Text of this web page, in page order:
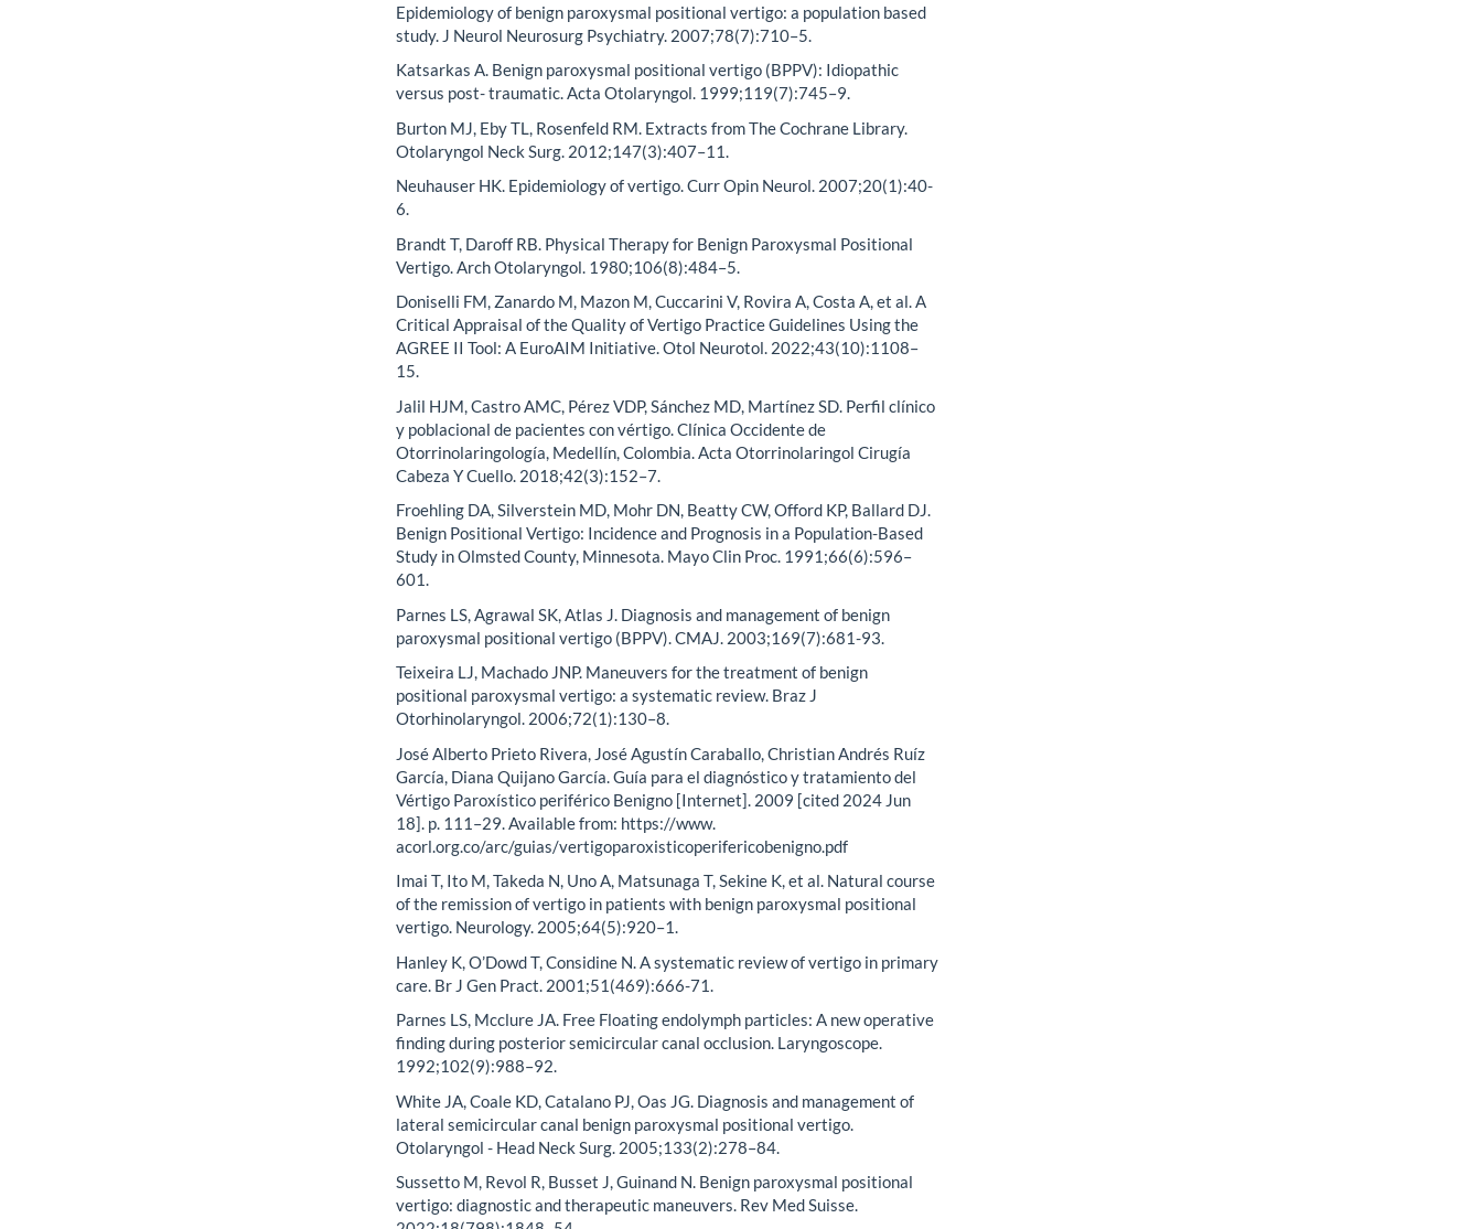
Epidemiology of benign paroxysmal positional vertigo: a population based
study. J Neurol Neurosurg Psychiatry. 2007;78(7):710–5.
Katsarkas A. Benign paroxysmal positional vertigo (BPPV): Idiopathic
versus post- traumatic. Acta Otolaryngol. 1999;119(7):745–9.
Burton MJ, Eby TL, Rosenfeld RM. Extracts from The Cochrane Library.
Otolaryngol Neck Surg. 2012;147(3):407–11.
Neuhauser HK. Epidemiology of vertigo. Curr Opin Neurol. 2007;20(1):40-
6.
Brandt T, Daroff RB. Physical Therapy for Benign Paroxysmal Positional
Vertigo. Arch Otolaryngol. 1980;106(8):484–5.
Doniselli FM, Zanardo M, Mazon M, Cuccarini V, Rovira A, Costa A, et al. A
Critical Appraisal of the Quality of Vertigo Practice Guidelines Using the
AGREE II Tool: A EuroAIM Initiative. Otol Neurotol. 2022;43(10):1108–
15.
Jalil HJM, Castro AMC, Pérez VDP, Sánchez MD, Martínez SD. Perfil clínico
y poblacional de pacientes con vértigo. Clínica Occidente de
Otorrinolaringología, Medellín, Colombia. Acta Otorrinolaringol Cirugía
Cabeza Y Cuello. 2018;42(3):152–7.
Froehling DA, Silverstein MD, Mohr DN, Beatty CW, Offord KP, Ballard DJ.
Benign Positional Vertigo: Incidence and Prognosis in a Population-Based
Study in Olmsted County, Minnesota. Mayo Clin Proc. 1991;66(6):596–
601.
Parnes LS, Agrawal SK, Atlas J. Diagnosis and management of benign
paroxysmal positional vertigo (BPPV). CMAJ. 2003;169(7):681-93.
Teixeira LJ, Machado JNP. Maneuvers for the treatment of benign
positional paroxysmal vertigo: a systematic review. Braz J
Otorhinolaryngol. 2006;72(1):130–8.
José Alberto Prieto Rivera, José Agustín Caraballo, Christian Andrés Ruíz
García, Diana Quijano García. Guía para el diagnóstico y tratamiento del
Vértigo Paroxístico periférico Benigno [Internet]. 2009 [cited 2024 Jun
18]. p. 111–29. Available from: https://www.
acorl.org.co/arc/guias/vertigoparoxisticoperifericobenigno.pdf
Imai T, Ito M, Takeda N, Uno A, Matsunaga T, Sekine K, et al. Natural course
of the remission of vertigo in patients with benign paroxysmal positional
vertigo. Neurology. 2005;64(5):920–1.
Hanley K, O’Dowd T, Considine N. A systematic review of vertigo in primary
care. Br J Gen Pract. 2001;51(469):666-71.
Parnes LS, Mcclure JA. Free Floating endolymph particles: A new operative
finding during posterior semicircular canal occlusion. Laryngoscope.
1992;102(9):988–92.
White JA, Coale KD, Catalano PJ, Oas JG. Diagnosis and management of
lateral semicircular canal benign paroxysmal positional vertigo.
Otolaryngol - Head Neck Surg. 2005;133(2):278–84.
Sussetto M, Revol R, Busset J, Guinand N. Benign paroxysmal positional
vertigo: diagnostic and therapeutic maneuvers. Rev Med Suisse.